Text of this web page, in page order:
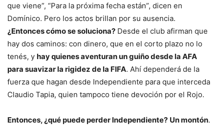
que viene”, “Para la próxima fecha están”, dicen en
Domínico. Pero los actos brillan por su ausencia.
¿Entonces cómo se soluciona? Desde el club afirman que
hay dos caminos: con dinero, que en el corto plazo no lo
tenés, y hay quienes aventuran un guiño desde la AFA
para suavizar la rigidez de la FIFA. Ahí dependerá de la
fuerza que hagan desde Independiente para que interceda
Claudio Tapia, quien tampoco tiene devoción por el Rojo.
Entonces, ¿qué puede perder Independiente? Un montón.